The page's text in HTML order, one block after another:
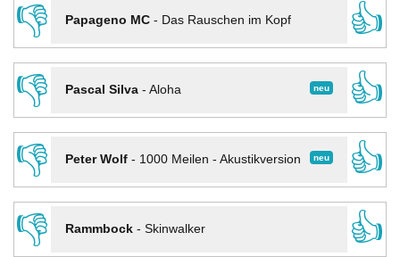
👎
Papageno MC- Das Rauschen im Kopf
👍
👎
neu
Pascal Silva- Aloha
👍
👎
neu
Peter Wolf- 1000 Meilen - Akustikversion
👍
👎
Rammbock- Skinwalker
👍